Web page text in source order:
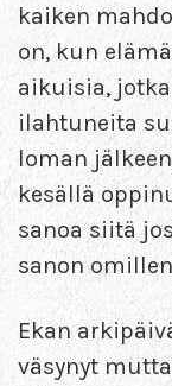
kaiken
on, kun
aikuisia,
ilahtuneita
loman
kesällä
sanoa siitä
sanon
Ekan
väsynyt